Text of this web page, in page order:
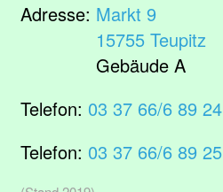
Adresse: Markt 9
15755 Teupitz
Gebäude A
Telefon: 03 37 66/6 89 24
Telefon: 03 37 66/6 89 25